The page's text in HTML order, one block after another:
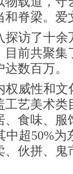
脊梁。爱
探访了十
前共聚集
数百万。
权威性和
艺美术类
食味、服
中超50%为
伙拼、鬼